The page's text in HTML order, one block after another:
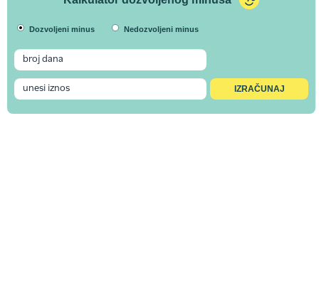
Dozvoljeni minus Nedozvoljeni minus